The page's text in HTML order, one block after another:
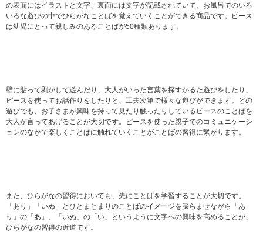
の表面にはイラストと文字、裏面には文字が記載されていて、お風呂でのいろ
いろな遊びの中でひらがなことばを覚えていくことができる商品です。ピース
は幼児にとって親しみのあることばが50種類あります。
壁に貼って剥がして遊んだり、大人がいった言葉を探すかるた遊びをしたり、
ピースを使ってお話作りをしたりと、工夫次第で様々な遊びができます。どの
遊びでも、お子さまが興味を持って見たり触ったりしているピースのことばを
大人が言ってあげることが大切です。ピースを使った親子でのコミュニケーシ
ョンのなかで楽しくことばに触れていくことがことばの習得に繋がります。
また、ひらがなの習得においても、先にことばを学習することが大切です。
「あり」「いぬ」とひとまとまりのことばのイメージを膨らませながら「あ
り」の「あ」、「いぬ」の「い」というように文字への興味を高めることが、
ひらがなの習得の近道です。